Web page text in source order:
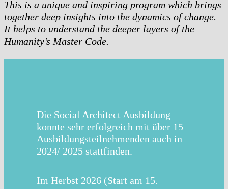
This is a unique and inspiring program which brings
together deep insights into the dynamics of change.
It helps to understand the deeper layers of the
Humanity’s Master Code.
Die Social Architect Ausbildung
konnte sehr erfolgreich mit über 15
Ausbildungsteilnehmenden auch in
2024/ 2025 stattfinden.
Im Herbst 2026 (Start am 15.